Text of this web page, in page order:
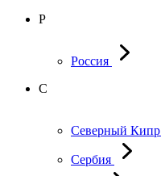
Р
Россия
С
Северный Кипр
Сербия